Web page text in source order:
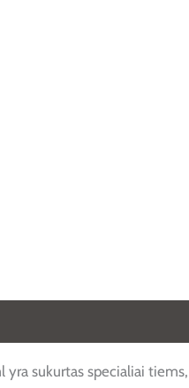
sukurtas specialiai